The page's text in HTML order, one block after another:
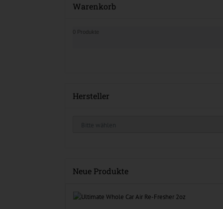
Warenkorb
0 Produkte
Hersteller
Neue Produkte